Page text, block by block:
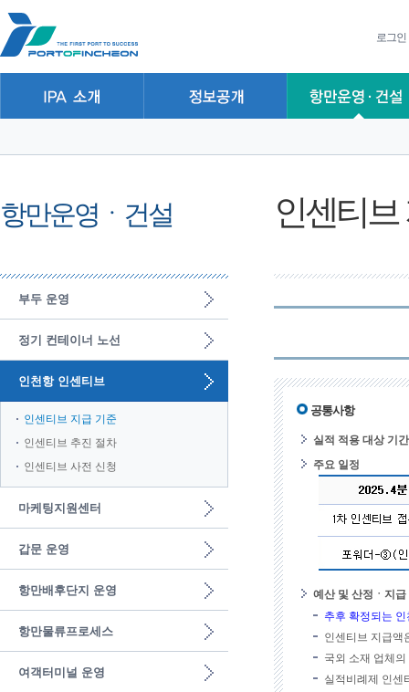
로그인
항만운영ㆍ건설
부두 운영
정기 컨테이너 노선
인천항 인센티브
인센티브 지급 기준
인센티브 추진 절차
인센티브 사전 신청
마케팅지원센터
갑문 운영
항만배후단지 운영
항만물류프로세스
여객터미널 운영
인센티브
공통사항
실적 적용 대상 기
주요 일정
예산 및 산정ㆍ지급
추후 확정되는
인센티브 지급액
국외 소재 업체
실적비례제 인센